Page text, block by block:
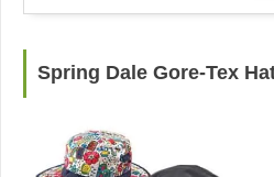
Spring Dale Gore-Tex